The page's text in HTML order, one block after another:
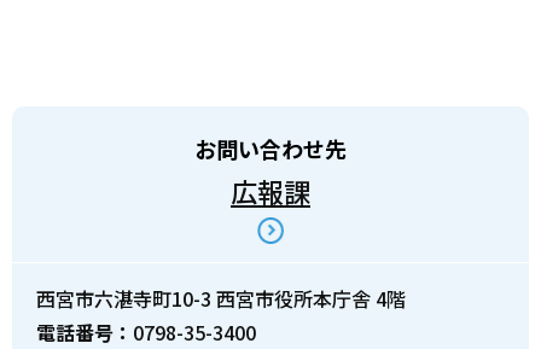
お問い合わせ先
広報課
西宮市六湛寺町10-3 西宮市役所本庁舎 4階
電話番号： 0798-35-3400